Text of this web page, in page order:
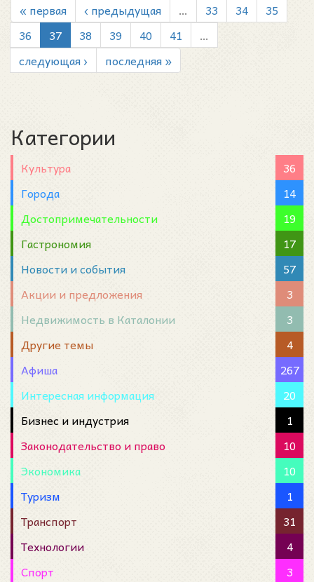
« первая ‹ предыдущая … 33 34
35
36
37 38 39 40 41
…
следующая ›
последняя »
Категории
Культура
36
Города
14
Достопримечательности
19
Гастрономия
17
Новости и события
57
Акции и предложения
3
Недвижимость в Каталонии
3
Другие темы
4
Афиша
267
Интересная информация
20
Бизнес и индустрия
1
Законодательство и право
10
Экономика
10
Туризм
1
Транспорт
31
Технологии
4
Спорт
3